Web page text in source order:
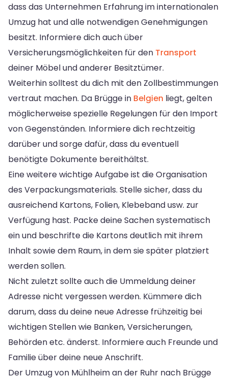
dass das Unternehmen Erfahrung im internationalen
Umzug hat und alle notwendigen Genehmigungen
besitzt. Informiere dich auch über
Versicherungsmöglichkeiten für den Transport
deiner Möbel und anderer Besitztümer.
Weiterhin solltest du dich mit den Zollbestimmungen
vertraut machen. Da Brügge in Belgien liegt, gelten
möglicherweise spezielle Regelungen für den Import
von Gegenständen. Informiere dich rechtzeitig
darüber und sorge dafür, dass du eventuell
benötigte Dokumente bereithältst.
Eine weitere wichtige Aufgabe ist die Organisation
des Verpackungsmaterials. Stelle sicher, dass du
ausreichend Kartons, Folien, Klebeband usw. zur
Verfügung hast. Packe deine Sachen systematisch
ein und beschrifte die Kartons deutlich mit ihrem
Inhalt sowie dem Raum, in dem sie später platziert
werden sollen.
Nicht zuletzt sollte auch die Ummeldung deiner
Adresse nicht vergessen werden. Kümmere dich
darum, dass du deine neue Adresse frühzeitig bei
wichtigen Stellen wie Banken, Versicherungen,
Behörden etc. änderst. Informiere auch Freunde und
Familie über deine neue Anschrift.
Der Umzug von Mühlheim an der Ruhr nach Brügge